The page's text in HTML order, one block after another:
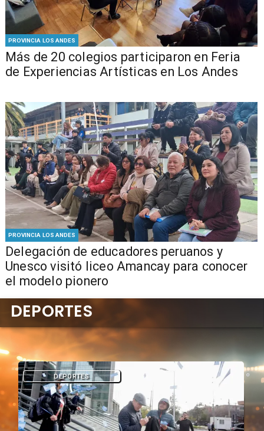
PROVINCIA LOS ANDES
Más de 20 colegios participaron en Feria
de Experiencias Artísticas en Los Andes
PROVINCIA LOS ANDES
Delegación de educadores peruanos y
Unesco visitó liceo Amancay para conocer
el modelo pionero
DEPORTES
DEPORTES